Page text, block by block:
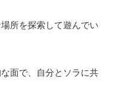
所を探索して遊んでい
面で、自分とソラに共